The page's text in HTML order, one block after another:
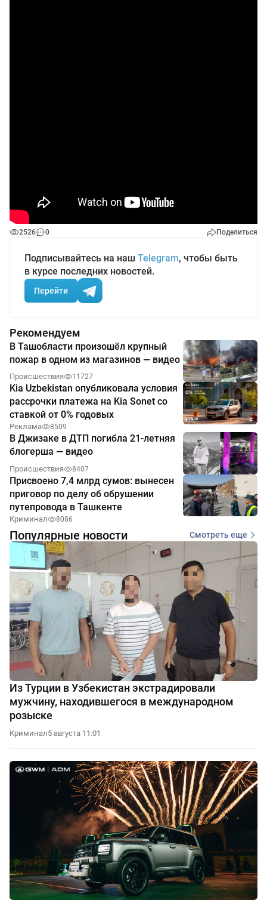
2526 0 Поделиться
Подписывайтесь на наш Telegram, чтобы быть
в курсе последних новостей.
Перейти
Рекомендуем
В Ташобласти произошёл крупный
пожар в одном из магазинов — видео
Происшествия 11727
Kia Uzbekistan опубликовала условия
рассрочки платежа на Kia Sonet со
ставкой от 0% годовых
Реклама 8509
В Джизаке в ДТП погибла 21-летняя
блогерша — видео
Происшествия 8407
Присвоено 7,4 млрд сумов: вынесен
приговор по делу об обрушении
путепровода в Ташкенте
Криминал 8086
Популярные новости Смотреть еще
Из Турции в Узбекистан экстрадировали
мужчину, находившегося в международном
розыске
Криминал5 августа 11:01